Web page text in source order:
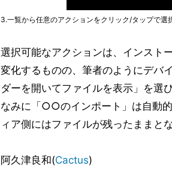
3.一覧から任意のアクションをクリック/タップで選
選択可能なアクションは、インスト
変化するものの、筆者のようにデバ
ダーを開いてファイルを表示」を選
なみに「○○のインポート」は自動
ィア側にはファイルが残ったままとな
阿久津良和(Cactus)